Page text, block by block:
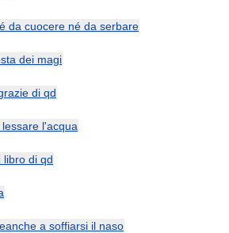
da cuocere né da serbare
dei magi
di qd
l'acqua
libro di qd
a soffiarsi il naso